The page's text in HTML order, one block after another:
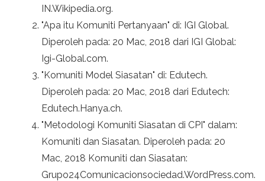
IN.Wikipedia.org.
"Apa itu Komuniti Pertanyaan" di: IGI Global.
Diperoleh pada: 20 Mac, 2018 dari IGI Global:
Igi-Global.com.
"Komuniti Model Siasatan" di: Edutech.
Diperoleh pada: 20 Mac, 2018 dari Edutech:
Edutech.Hanya.ch.
"Metodologi Komuniti Siasatan di CPI" dalam:
Komuniti dan Siasatan. Diperoleh pada: 20
Mac, 2018 Komuniti dan Siasatan:
Grupo24Comunicacionsociedad.WordPress.com.